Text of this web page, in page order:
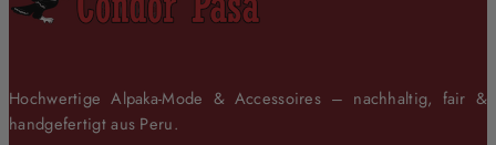
Hochwertige Alpaka-Mode & Accessoires – nachhaltig, fair &
handgefertigt aus Peru.